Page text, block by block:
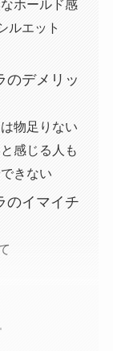
ホールド感
ルエット
のデメリッ
物足りない
感じる人も
きない
のイマイチ